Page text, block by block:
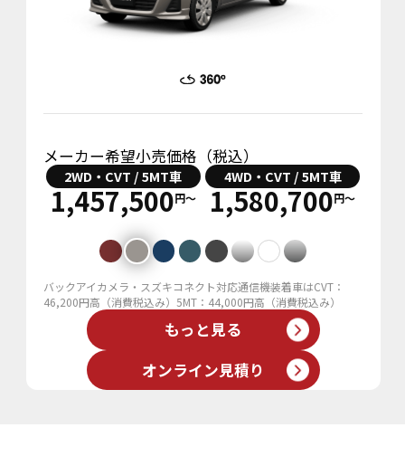
メーカー希望小売価格（税込）
2WD・CVT / 5MT車
1,457,500円〜
4WD・CVT / 5MT車
1,580,700円〜
バックアイカメラ・スズキコネクト対応通信機装着車はCVT：
46,200円高（消費税込み）5MT：44,000円高（消費税込み）
もっと見る
オンライン見積り